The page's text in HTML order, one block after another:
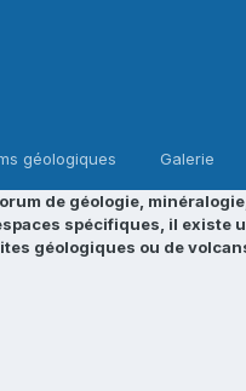
géologiques Galerie
de géologie,
spécifiques, il existe
géologiques ou de